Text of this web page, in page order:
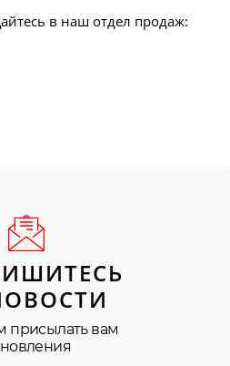
в наш отдел продаж:
присылать вам